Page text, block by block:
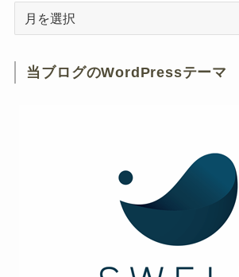
当ブログのWordPressテーマ